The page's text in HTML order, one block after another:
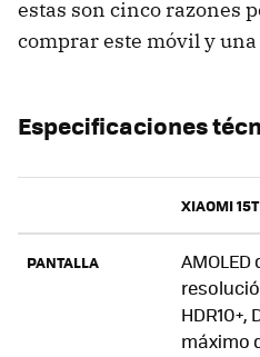
estas son cinco razones
comprar este móvil y
Especificaciones
XIAOMI 15T
PANTALLA
máximo